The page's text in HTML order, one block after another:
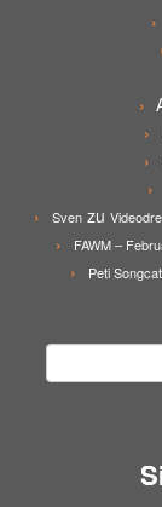
Sven zu
FAWM –
Peti